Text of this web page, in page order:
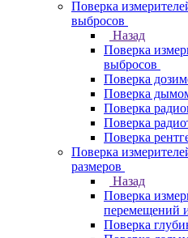
Поверка
выбросов
Назад
Поверка
выбросов
Поверка
Поверка
Поверка
Поверка
Поверка
Поверка
размеров
Назад
Поверка
перемещений
Поверка